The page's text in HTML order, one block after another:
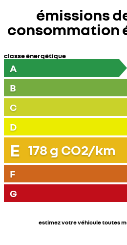
émissions
consommation
classe énergétique
A
B
C
D
E 178 g CO2/km
F
G
estimez votre véhicule toutes